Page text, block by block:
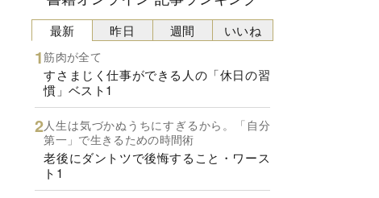
最新
筋肉が全て
すさまじく仕事ができる人の「休日の習
慣」ベスト1
人生は気づかぬうちにすぎるから。「自分
第一」で生きるための時間術
老後にダントツで後悔すること・ワース
ト1
昨日 週間 いいね